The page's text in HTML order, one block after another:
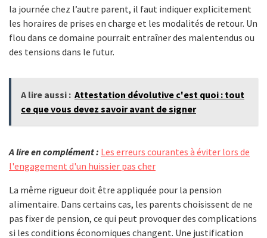
la journée chez l’autre parent, il faut indiquer explicitement
les horaires de prises en charge et les modalités de retour. Un
flou dans ce domaine pourrait entraîner des malentendus ou
des tensions dans le futur.
A lire aussi : Attestation dévolutive c'est quoi : tout
ce que vous devez savoir avant de signer
A lire en complément : Les erreurs courantes à éviter lors de
l'engagement d'un huissier pas cher
La même rigueur doit être appliquée pour la pension
alimentaire. Dans certains cas, les parents choisissent de ne
pas fixer de pension, ce qui peut provoquer des complications
si les conditions économiques changent. Une justification